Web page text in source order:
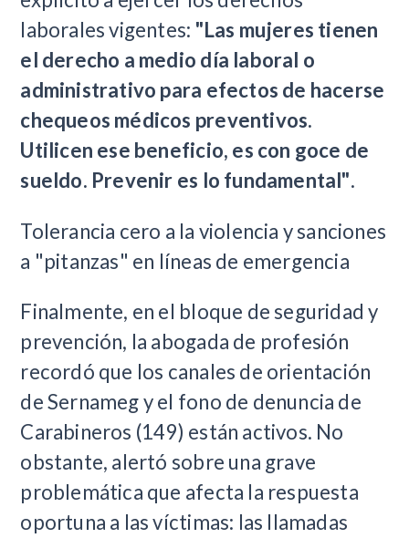
laborales vigentes: "Las mujeres tienen
el derecho a medio día laboral o
administrativo para efectos de hacerse
chequeos médicos preventivos.
Utilicen ese beneficio, es con goce de
sueldo. Prevenir es lo fundamental".
Tolerancia cero a la violencia y sanciones
a "pitanzas" en líneas de emergencia
Finalmente, en el bloque de seguridad y
prevención, la abogada de profesión
recordó que los canales de orientación
de Sernameg y el fono de denuncia de
Carabineros (149) están activos. No
obstante, alertó sobre una grave
problemática que afecta la respuesta
oportuna a las víctimas: las llamadas